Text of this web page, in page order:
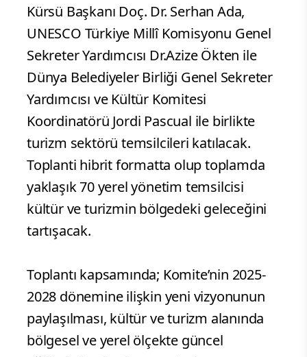
Kürsü Başkanı Doç. Dr. Serhan Ada,
UNESCO Türkiye Millî Komisyonu Genel
Sekreter Yardımcısı Dr.Azize Ökten ile
Dünya Belediyeler Birliği Genel Sekreter
Yardımcısı ve Kültür Komitesi
Koordinatörü Jordi Pascual ile birlikte
turizm sektörü temsilcileri katılacak.
Toplanti hibrit formatta olup toplamda
yaklaşık 70 yerel yönetim temsilcisi
kültür ve turizmin bölgedeki geleceğini
tartışacak.
Toplantı kapsamında; Komite’nin 2025-
2028 dönemine ilişkin yeni vizyonunun
paylaşılması, kültür ve turizm alanında
bölgesel ve yerel ölçekte güncel